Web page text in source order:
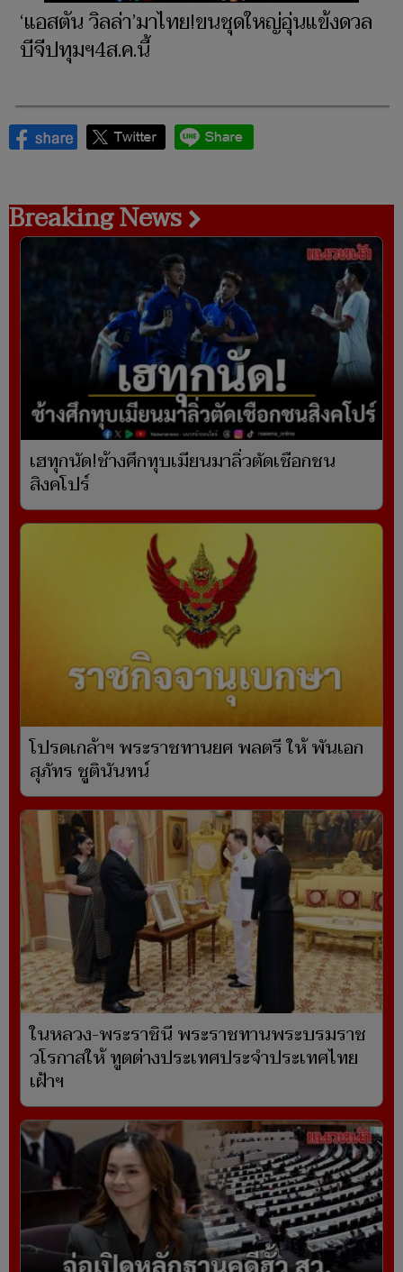
‘แอสตัน วิลล่า’มาไทย!ขนชุดใหญ่อุ่นแข้งดวล
บีจีปทุมฯ4ส.ค.นี้
Breaking News
เฮทุกนัด!ช้างศึกทุบเมียนมาลิ่วตัดเชือกชน
สิงคโปร์
โปรดเกล้าฯ พระราชทานยศ พลตรี ให้ พันเอก
สุภัทร ชูตินันทน์
ในหลวง-พระราชินี พระราชทานพระบรมราช
วโรกาสให้ ทูตต่างประเทศประจำประเทศไทย
เฝ้าฯ